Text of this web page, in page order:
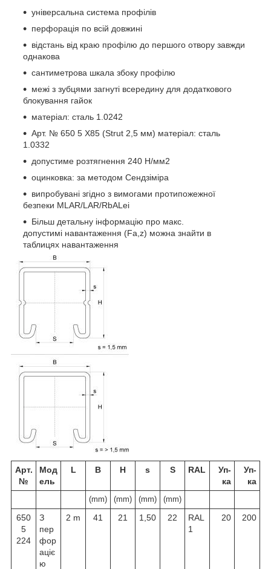
універсальна система профілів
перфорація по всій довжині
відстань від краю профілю до першого отвору завжди
однакова
сантиметрова шкала збоку профілю
межі з зубцями загнуті всередину для додаткового
блокування гайок
матеріал: сталь 1.0242
Арт. № 650 5 X85 (Strut 2,5 мм) матеріал: сталь
1.0332
допустиме розтягнення 240 Н/мм2
оцинковка: за методом Сендзіміра
випробувані згідно з вимогами протипожежної
безпеки MLAR/LAR/RbALei
Більш детальну інформацію про макс.
допустимі навантаження (Fa,z) можна знайти в
таблицях навантаження
Арт.
№
Мод
ель
L B H s S RAL
Уп-
ка
Уп-
ка
(mm) (mm) (mm) (mm)
650
5
224
З
пер
фор
аціє
ю
2 m 41 21 1,50 22
RAL
1
20 200